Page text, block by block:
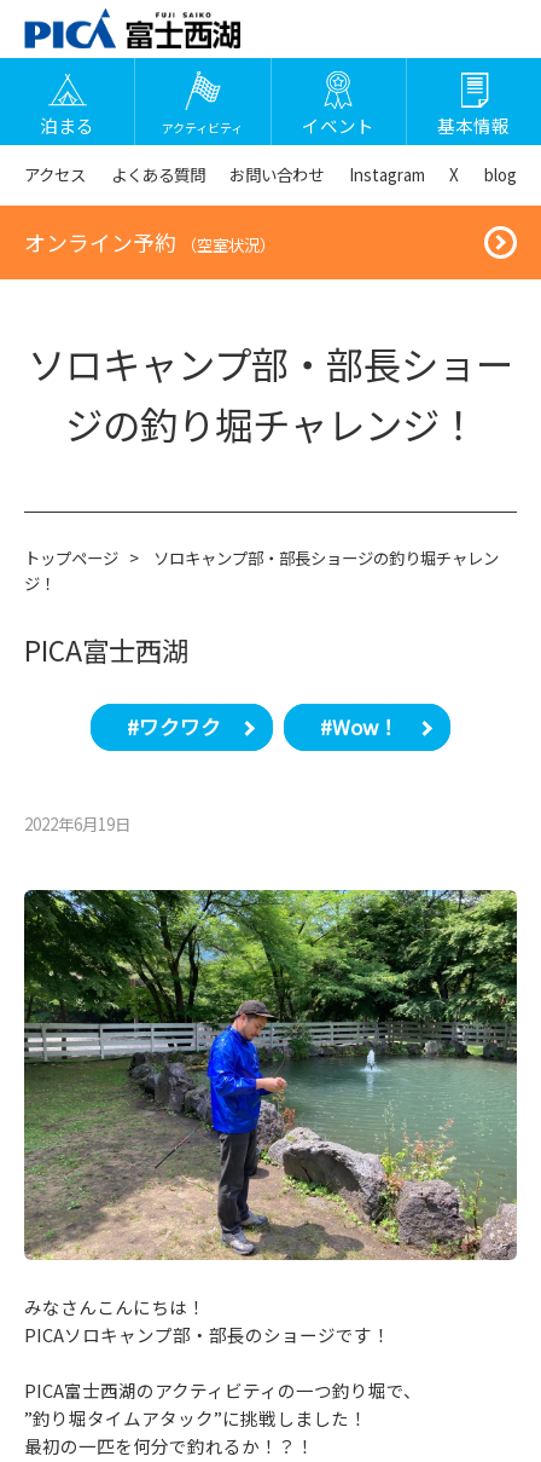
泊まる アクティビティ イベント 基本情報
アクセス よくある質問 お問い合わせ Instagram X blog
オンライン予約 （空室状況）
ソロキャンプ部・部長ショー
ジの釣り堀チャレンジ！
トップページ >
ソロキャンプ部・部長ショージの釣り堀チャレン
ジ！
PICA富士西湖
#ワクワク #Wow！
2022年6月19⽇
みなさんこんにちは！
PICAソロキャンプ部・部長のショージです！
PICA富士西湖のアクティビティの一つ釣り堀で、
”釣り堀タイムアタック”に挑戦しました！
最初の一匹を何分で釣れるか！？！